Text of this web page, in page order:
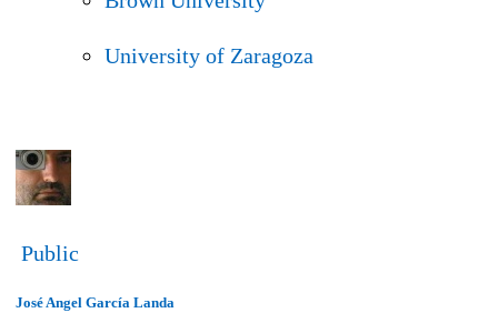
University of Zaragoza
Public
José Angel García Landa